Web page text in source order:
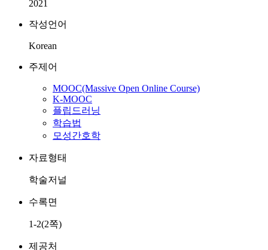
2021
작성언어
Korean
주제어
MOOC(Massive Open Online Course)
K-MOOC
플립드러닝
학습법
모성간호학
자료형태
학술저널
수록면
1-2(2쪽)
제공처